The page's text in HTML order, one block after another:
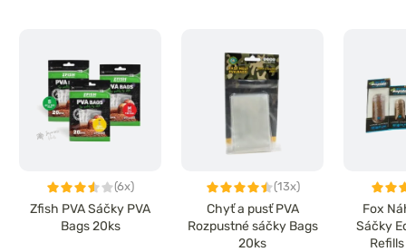
(6x)
Zfish PVA Sáčky PVA
Bags 20ks
(13x)
Chyť a pusť PVA
Rozpustné sáčky Bags
20ks
Fox
Sáčky